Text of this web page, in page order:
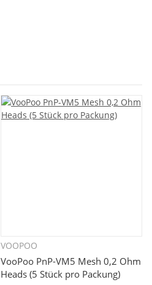
VOOPOO
VooPoo PnP-VM5 Mesh 0,2 Ohm
Heads (5 Stück pro Packung)